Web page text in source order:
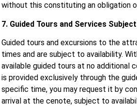
without this constituting an obligation
7. Guided Tours and Services
Guided tours and excursions to the
times and are subject to availability.
available guided tours at no
is provided exclusively through the
specific time, you may request it by
arrival at the cenote, subject to